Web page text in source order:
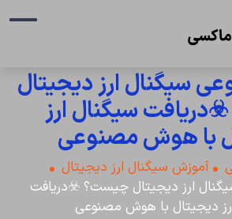
سیگنال ارز دیجیتال
سیگنال ارز
با هوش مصنوعی
آموزش سیگنال ارز دیجیتال
ارز دیجیتال چیست؟ ☣️دریافت
دیجیتال با هوش مصنوعی